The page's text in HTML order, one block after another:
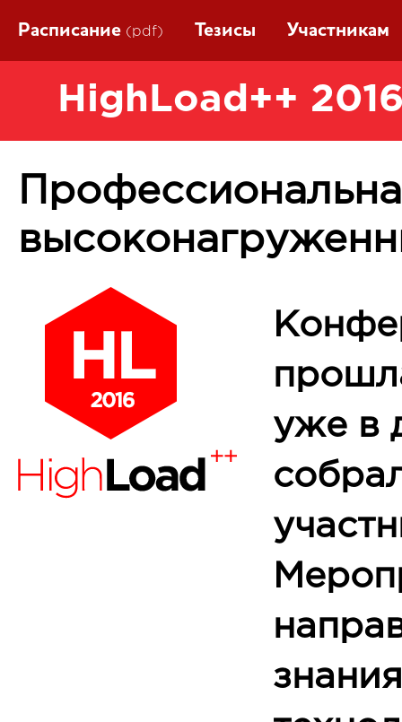
Расписание (pdf) Тезисы Участникам
HighLoad++
уже в